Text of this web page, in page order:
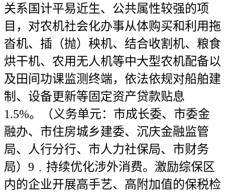
关系国计平易近生、公共属性较强的项
目，对农机社会化办事从体购买和利用拖
沓机、插（抛）秧机、结合收割机、粮食
烘干机、农用无人机等中大型农机配备以
及田间功课监测终端，依法依规对船舶建
制、设备更新等固定资产贷款贴息
1.5%。（义务单元：市成长委、市委金
融办、市住房城乡建委、沉庆金融监管
局、人行分行、市人力社保局、市财务
局）9﹒持续优化涉外消费。激励综保区
内的企业开展高手艺、高附加值的保税检